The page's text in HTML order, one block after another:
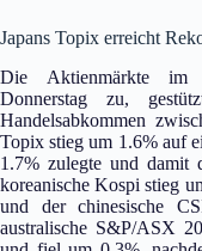
Japans Topix erreicht
Die Aktienmärkte im
Donnerstag zu,
Handelsabkommen
Topix stieg um 1.6% auf
1.7% zulegte und damit
koreanische Kospi stieg
und der chinesische
australische S&P/ASX